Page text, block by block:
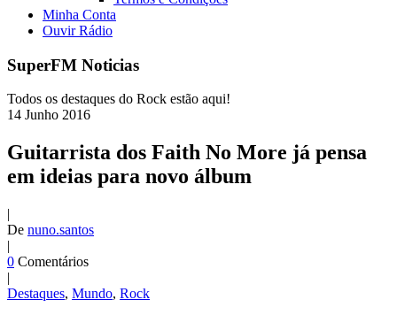
Minha Conta
Ouvir Rádio
SuperFM Noticias
Todos os destaques do Rock estão aqui!
14 Junho 2016
Guitarrista dos Faith No More já pensa
em ideias para novo álbum
|
De nuno.santos
|
0 Comentários
|
Destaques, Mundo, Rock